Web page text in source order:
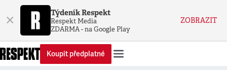
× Týdeník Respekt
Respekt Media
ZDARMA - na Google Play
ZOBRAZIT
Koupit předplatné